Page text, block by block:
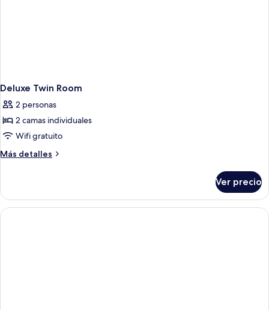
Deluxe Twin Room
2 personas
2 camas individuales
Wifi gratuito
Más detalles
Más
Twin
Room
Ver precio